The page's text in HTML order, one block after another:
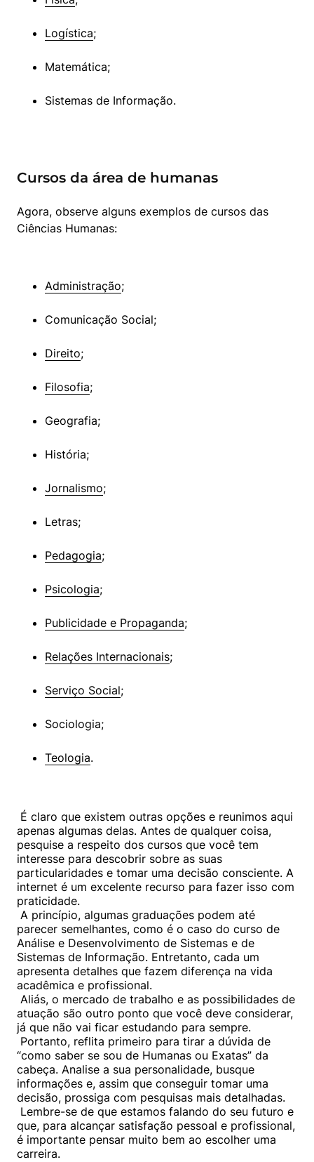
Logística;
Matemática;
Sistemas de Informação.
Cursos da área de humanas
Agora, observe alguns exemplos de cursos das
Ciências Humanas:
Administração;
Comunicação Social;
Direito;
Filosofia;
Geografia;
História;
Jornalismo;
Letras;
Pedagogia;
Psicologia;
Publicidade e Propaganda;
Relações Internacionais;
Serviço Social;
Sociologia;
Teologia.
apenas algumas delas. Antes de qualquer coisa,
pesquise a respeito dos cursos que você tem
interesse para descobrir sobre as suas
particularidades e tomar uma decisão consciente. A
internet é um excelente recurso para fazer isso com
praticidade.
parecer semelhantes, como é o caso do curso de
Análise e Desenvolvimento de Sistemas e de
Sistemas de Informação. Entretanto, cada um
apresenta detalhes que fazem diferença na vida
acadêmica e profissional.
atuação são outro ponto que você deve considerar,
já que não vai ficar estudando para sempre.
“como saber se sou de Humanas ou Exatas” da
cabeça. Analise a sua personalidade, busque
informações e, assim que conseguir tomar uma
decisão, prossiga com pesquisas mais detalhadas.
que, para alcançar satisfação pessoal e profissional,
é importante pensar muito bem ao escolher uma
carreira.